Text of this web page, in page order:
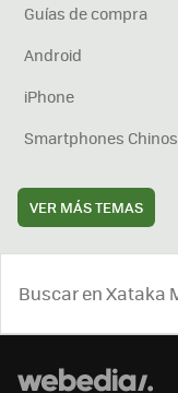
Guías de compra
Android
iPhone
Smartphones Chinos
VER MÁS TEMAS